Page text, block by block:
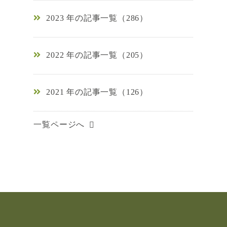
2023 年の記事一覧（286）
2022 年の記事一覧（205）
2021 年の記事一覧（126）
一覧ページへ